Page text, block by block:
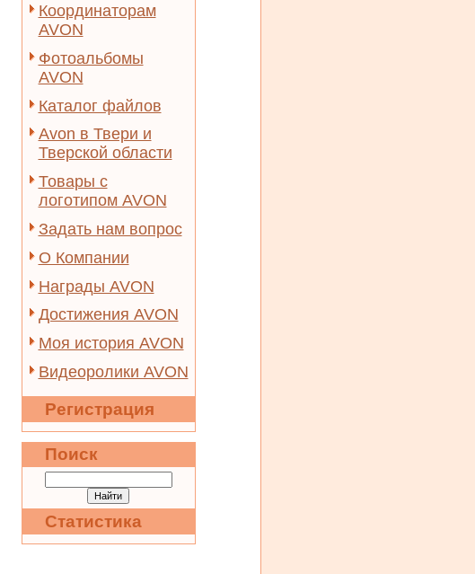
Координаторам
AVON
Фотоальбомы
AVON
Каталог файлов
Avon в Твери и
Тверской области
Товары с
логотипом AVON
Задать нам вопрос
О Компании
Награды AVON
Достижения AVON
Моя история AVON
Видеоролики AVON
Регистрация
Поиск
Статистика